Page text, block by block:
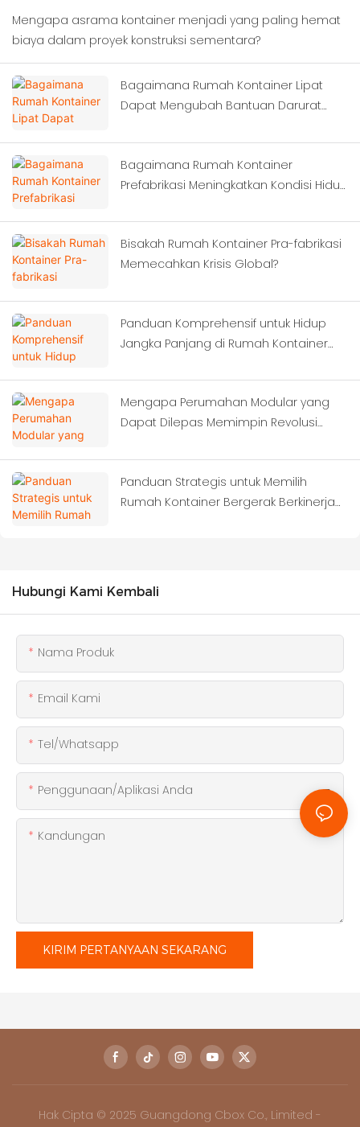
Mengapa asrama kontainer menjadi yang paling hemat
biaya dalam proyek konstruksi sementara?
Bagaimana Rumah Kontainer Lipat
Dapat Mengubah Bantuan Darurat
Bagaimana Rumah Kontainer
Prefabrikasi Meningkatkan Kondisi Hidup
Bisakah Rumah Kontainer Pra-fabrikasi
Memecahkan Krisis Global?
Panduan Komprehensif untuk Hidup
Jangka Panjang di Rumah Kontainer
Mengapa Perumahan Modular yang
Dapat Dilepas Memimpin Revolusi
Panduan Strategis untuk Memilih
Rumah Kontainer Bergerak Berkinerja
Hubungi Kami Kembali
Nama Produk
Email Kami
Tel/whatsapp
Penggunaan/Aplikasi Anda
Kandungan
KIRIM PERTANYAAN SEKARANG
Hak Cipta © 2025 Guangdong Cbox Co., Limited -